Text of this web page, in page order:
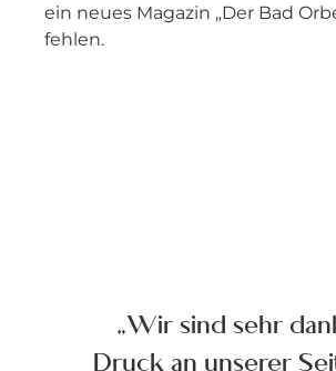
ein neues Magazin „Der Bad
fehlen.
„Wir sind sehr
Druck an unserer